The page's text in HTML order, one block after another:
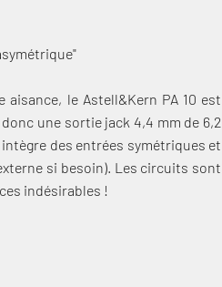
le Astell&Kern PA 10 est
une sortie jack 4,4 mm de 6,2
intègre des entrées symétriques et
si besoin). Les circuits sont
indésirables !